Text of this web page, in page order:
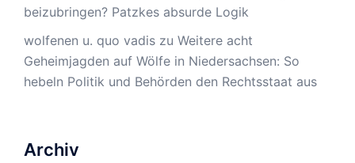
beizubringen? Patzkes absurde Logik
wolfenen u. quo vadis zu Weitere acht
Geheimjagden auf Wölfe in Niedersachsen: So
hebeln Politik und Behörden den Rechtsstaat aus
Archiv